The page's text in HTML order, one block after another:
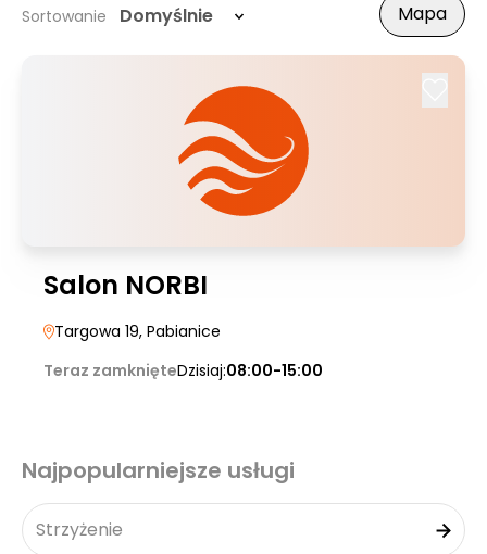
Sortowanie Domyślnie Mapa
Salon NORBI
Targowa 19, Pabianice
Teraz zamknięteDzisiaj:08:00-15:00
Najpopularniejsze usługi
Strzyżenie